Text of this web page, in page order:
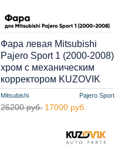
Mitsubishi Pajero Sport
Фара левая Mitsubishi
Pajero Sport 1 (2000-2008)
хром с механическим
корректором KUZOVIK
26200 руб. 17000 руб.